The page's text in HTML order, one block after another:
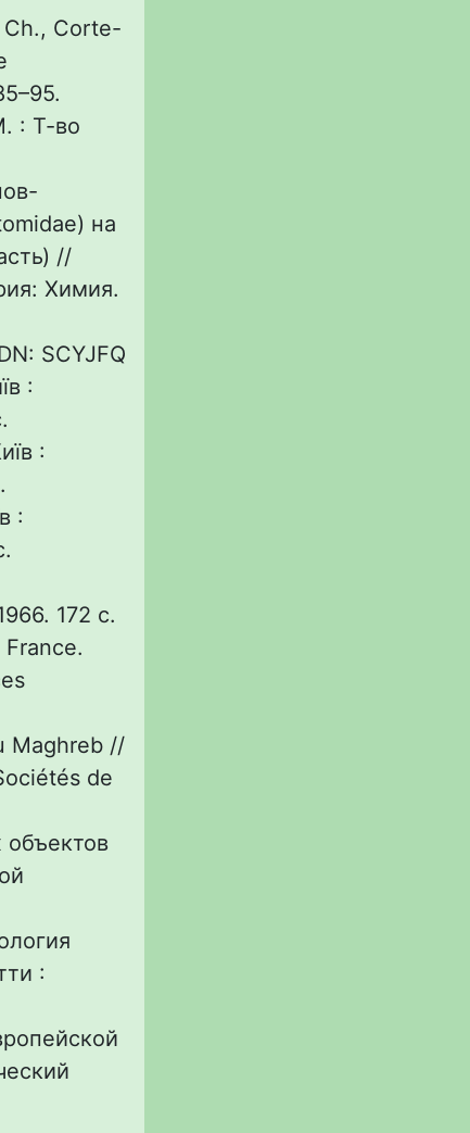
Ch., Corte-
: Т-во
на
//
Химия.
SCYJFQ
:
:
:
172 с.
Maghreb //
de
объектов
: